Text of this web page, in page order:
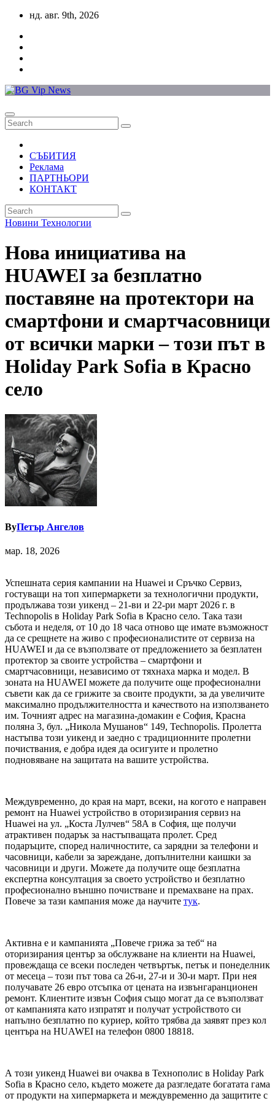
Skip
content
нд. авг. 9th, 2026
СЪБИТИЯ
Реклама
ПАРТНЬОРИ
КОНТАКТ
Новини Технологии
Нова инициатива на
HUAWEI за безплатно
поставяне на протектори на
смартфони и смартчасовници
от всички марки – този път в
Holiday Park Sofia в Красно
село
ByПетър Ангелов
мар. 18, 2026
Успешната серия кампании на Huawei и Сръчко Сервиз,
гостуващи на топ хипермаркети за технологични продукти,
продължава този уикенд – 21-ви и 22-ри март 2026 г. в
Technopolis в Holiday Park Sofia в Красно село. Така тази
събота и неделя, от 10 до 18 часа отново ще имате възможност
да се срещнете на живо с професионалистите от сервиза на
HUAWEI и да се възползвате от предложението за безплатен
протектор за своите устройства – смартфони и
смартчасовници, независимо от тяхнаха марка и модел. В
зоната на HUAWEI можете да получите още професионални
съвети как да се грижите за своите продукти, за да увеличите
максимално продължителността и качеството на използването
им. Точният адрес на магазина-домакин е София, Красна
поляна 3, бул. „Никола Мушанов“ 149, Technopolis. Пролетта
настъпва този уикенд и заедно с традиционните пролетни
почиствания, е добра идея да осигуите и пролетно
подновяване на защитата на вашите устройства.
Междувременно, до края на март, всеки, на когото е направен
ремонт на Huawei устройство в оторизирания сервиз на
Huawei на ул. „Коста Лулчев“ 58А в София, ще получи
атрактивен подарък за настъпващата пролет. Сред
подаръците, според наличностите, са зарядни за телефони и
часовници, кабели за зареждане, допълнителни каишки за
часовници и други. Можете да получите още безплатна
експертна консултация за своето устройство и безплатно
професионално външно почистване и премахване на прах.
Повече за тази кампания може да научите тук.
Активна е и кампанията „Повече грижа за теб“ на
оторизирания център за обслужване на клиенти на Huawei,
провеждаща се всеки последен четвъртък, петък и понеделник
от месеца – този път това са 26-и, 27-и и 30-и март. При нея
получавате 26 евро отсъпка от цената на извънгаранционен
ремонт. Клиентите извън София също могат да се възползват
от кампанията като изпратят и получат устройството си
напълно безплатно по куриер, който трябва да заявят през кол
центъра на HUAWEI на телефон 0800 18818.
А този уикенд Huawei ви очаква в Технополис в Holiday Park
Sofia в Красно село, където можете да разгледате богатата гама
от продукти на хипермаркета и междувременно да защитите с